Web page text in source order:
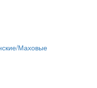
Маховые